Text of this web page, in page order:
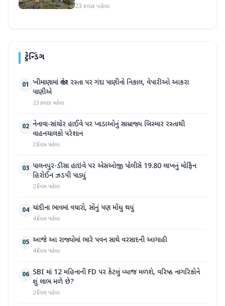
23 કલાક પહેલા
ટ્રેન્ડિંગ
01 ખીમાણામાં જાહેર રસ્તા પર ગંદા પાણીનો નિકાલ, વેપારીઓ આકરા
પાણીએ
23 કલાક પહેલા
02 નેનાવા-સાંચોર હાઈવે પર ખાડાઓનું સામ્રાજ્ય બિસ્માર રસ્તાથી
વાહનચાલકો પરેશાન
2 દિવસ પહેલા
03 પાલનપુર-ડીસા હાઇવે પર એસઓજી પોલીસે 19.80 લાખનું મોર્ફિન
હિરોઈન ઝડપી પાડ્યું
2 દિવસ પહેલા
04 ચાંદીના ભાવમાં વધારો, સોનું પણ મોંઘુ થયું
4 દિવસ પહેલા
05 આજે આ રાજ્યોમાં ભારે પવન સાથે વરસાદની આગાહી
4 દિવસ પહેલા
06 SBI માં 12 મહિનાની FD પર કેટલું વ્યાજ મળશે, વરિષ્ઠ નાગરિકોને
શું લાભ મળે છે?
2 દિવસ પહેલા